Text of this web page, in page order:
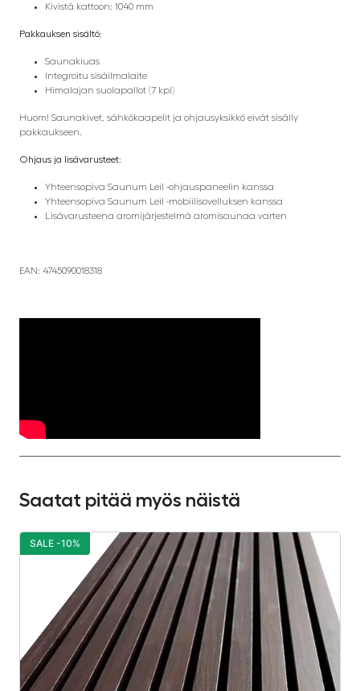
Kivistä kattoon: 1040 mm
Pakkauksen sisältö:
Saunakiuas
Integroitu sisäilmalaite
Himalajan suolapallot (7 kpl)
Huom! Saunakivet, sähkökaapelit ja ohjausyksikkö eivät sisälly
pakkaukseen.
Ohjaus ja lisävarusteet:
Yhteensopiva Saunum Leil -ohjauspaneelin kanssa
Yhteensopiva Saunum Leil -mobiilisovelluksen kanssa
Lisävarusteena aromijärjestelmä aromisaunaa varten
EAN: 4745090018318
Saatat pitää myös näistä
SALE -10%